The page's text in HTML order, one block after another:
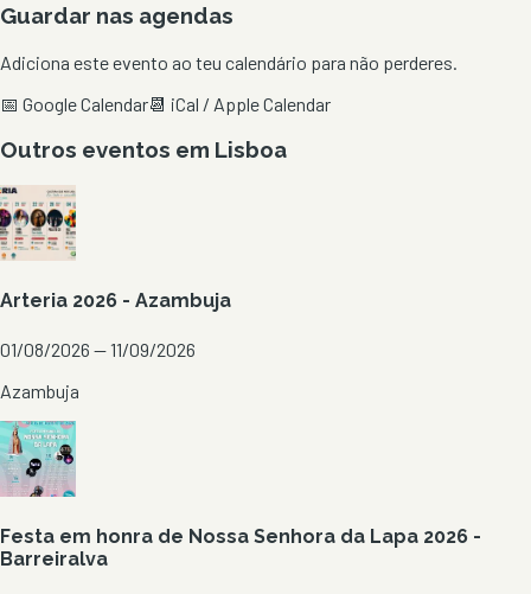
Guardar nas agendas
Adiciona este evento ao teu calendário para não perderes.
📅 Google Calendar📆 iCal / Apple Calendar
Outros eventos em Lisboa
Arteria 2026 - Azambuja
01/08/2026 — 11/09/2026
Azambuja
Festa em honra de Nossa Senhora da Lapa 2026 -
Barreiralva